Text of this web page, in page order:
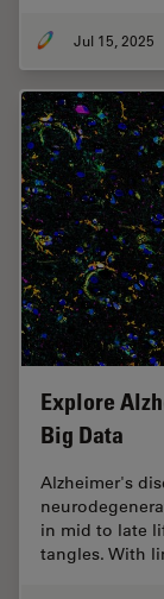
Jul 15, 2025
Explore
Big Data
Alzheimer's
in mid to late
tangles. With